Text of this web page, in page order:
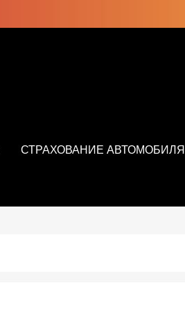
СТРАХОВАНИЕ АВТОМОБИЛЯ